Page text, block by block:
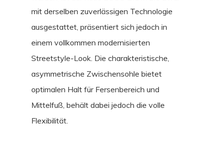
mit derselben zuverlässigen Technologie
ausgestattet, präsentiert sich jedoch in
einem vollkommen modernisierten
Streetstyle-Look. Die charakteristische,
asymmetrische Zwischensohle bietet
optimalen Halt für Fersenbereich und
Mittelfuß, behält dabei jedoch die volle
Flexibilität.